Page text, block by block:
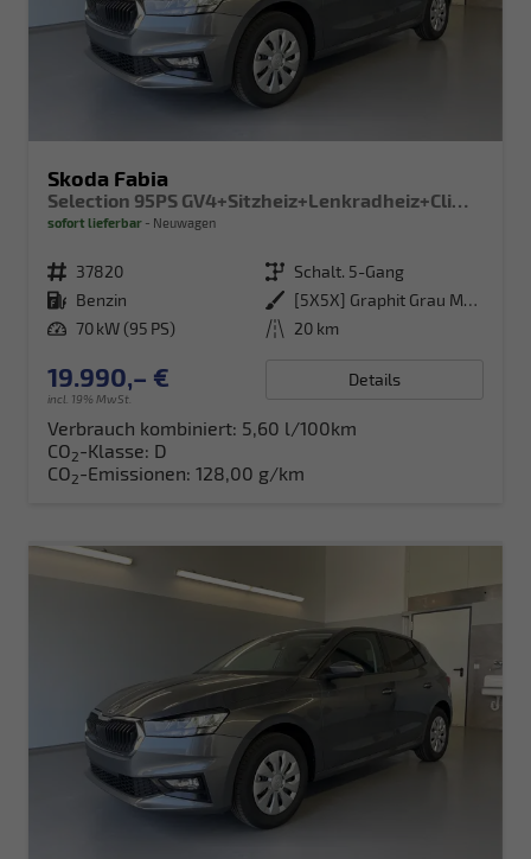
Skoda Fabia
sofort lieferbar Neuwagen
Fahrzeugnr. 37820 Getriebe Schalt. 5-Gang
Kraftstoff Benzin Außenfarbe
[5X5X] Graphit Grau Metallic
Leistung 70 kW (95 PS) Kilometerstand 20 km
19.990,– €
incl. 19% MwSt.
Details
Verbrauch kombiniert: 5,60 l/100km
CO2-Klasse: D
CO2-Emissionen: 128,00 g/km